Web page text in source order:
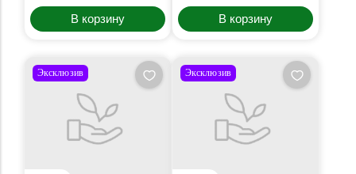
В корзину В корзину
Эксклюзив Эксклюзив